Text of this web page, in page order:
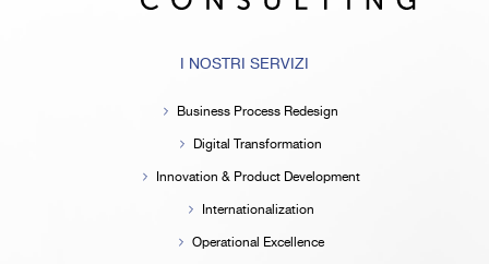
I NOSTRI SERVIZI
Business Process Redesign
Digital Transformation
Innovation & Product Development
Internationalization
Operational Excellence